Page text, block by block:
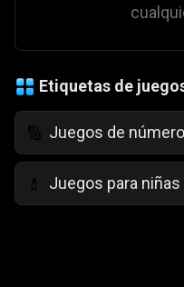
Etiquetas de
🔢 Juegos de
💄 Juegos para niñas